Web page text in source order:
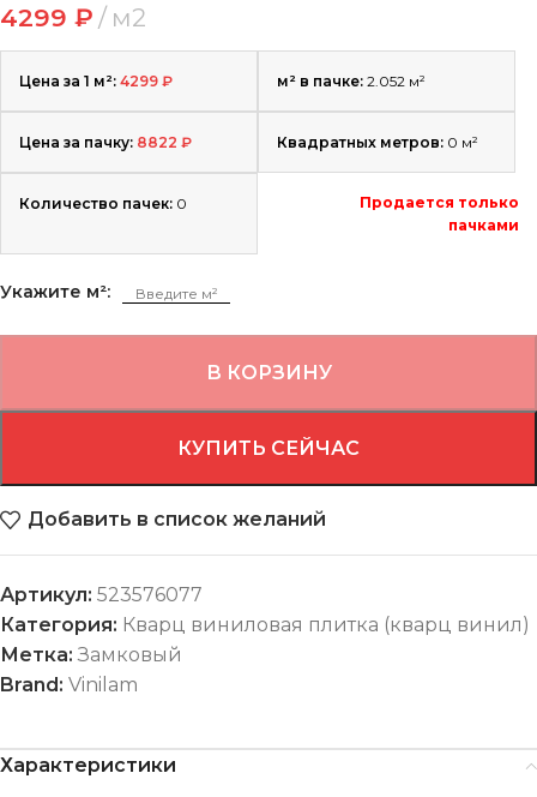
4299 ₽ м2
Цена за 1 м²: 4299 ₽ м² в пачке: 2.052 м²
Цена за пачку: 8822 ₽ Квадратных метров: 0 м²
Количество пачек: 0
Продается только
пачками
Укажите м²:
В КОРЗИНУ
КУПИТЬ СЕЙЧАС
Добавить в список желаний
Артикул: 523576077
Категория: Кварц виниловая плитка (кварц винил)
Метка: Замковый
Brand: Vinilam
Характеристики